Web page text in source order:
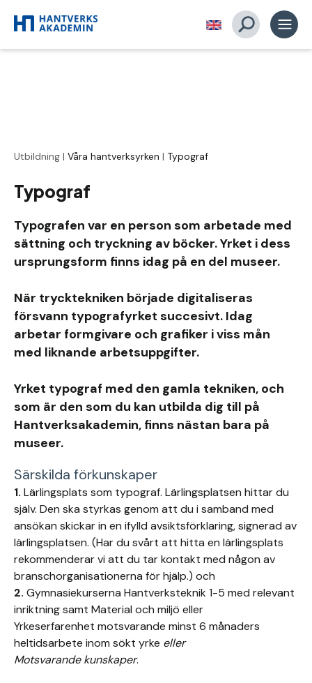
Utbildning | Våra hantverksyrken | Typograf
Typograf
Typografen var en person som arbetade med
sättning och tryckning av böcker. Yrket i dess
ursprungsform finns idag på en del museer.
När trycktekniken började digitaliseras
försvann typografyrket succesivt. Idag
arbetar formgivare och grafiker i viss mån
med liknande arbetsuppgifter.
Yrket typograf med den gamla tekniken, och
som är den som du kan utbilda dig till på
Hantverksakademin, finns nästan bara på
museer.
Särskilda förkunskaper
1. Lärlingsplats som typograf. Lärlingsplatsen hittar du
själv. Den ska styrkas genom att du i samband med
ansökan skickar in en ifylld avsiktsförklaring, signerad av
lärlingsplatsen. (Har du svårt att hitta en lärlingsplats
rekommenderar vi att du tar kontakt med någon av
branschorganisationerna för hjälp.) och
2. Gymnasiekurserna Hantverksteknik 1-5 med relevant
inriktning samt Material och miljö eller
Yrkeserfarenhet motsvarande minst 6 månaders
heltidsarbete inom sökt yrke eller
Motsvarande kunskaper.